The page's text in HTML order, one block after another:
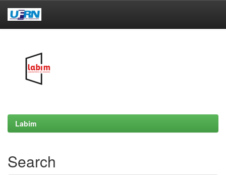
Labim
Search